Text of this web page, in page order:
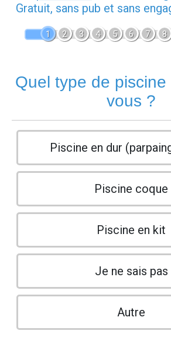
Gratuit, sans pub et sans
1 2 3 4 5 6 7 8
Quel type de
vous ?
Piscine en dur
Piscine coque
Piscine en kit
Je ne sais pas
Autre